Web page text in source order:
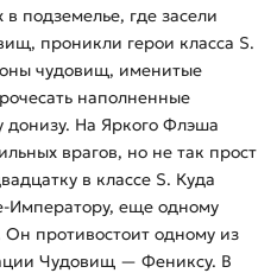
подземелье, где засели
проникли герои класса S.
чудовищ, именитые
наполненные
донизу. На Яркого Флэша
врагов, но не так прост
в классе S. Куда
Императору, еще одному
противостоит одному из
Чудовищ — Фениксу. В